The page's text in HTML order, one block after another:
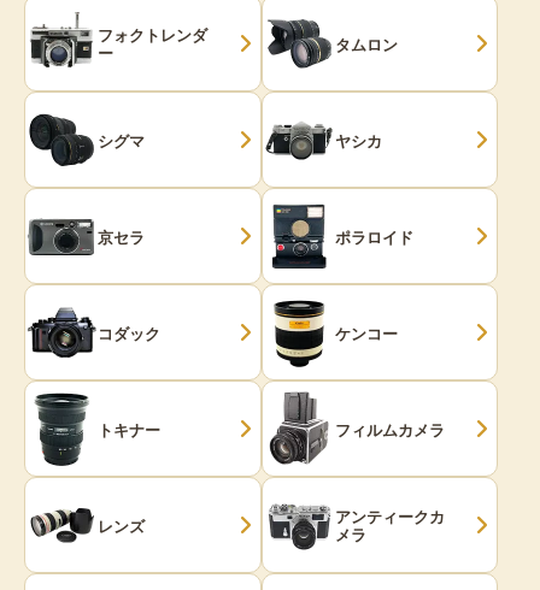
フォクトレンダ
ー タムロン
シグマ ヤシカ
京セラ ポラロイド
コダック ケンコー
トキナー フィルムカメラ
レンズ アンティークカ
メラ